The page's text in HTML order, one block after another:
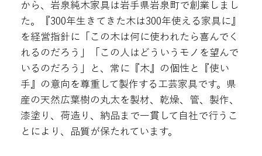
から、岩泉純木家具は岩手県岩泉町で創業しまし
た。『300年生きてきた木は300年使える家具に』
を経営指針に「この木は何に使われたら喜んでく
れるのだろう」「この人はどういうモノを望んで
いるのだろう」と、常に『木』の個性と『使い
手』の意向を尊重して製作する工芸家具です。県
産の天然広葉樹の丸太を製材、乾燥、管、製作、
漆塗り、荷造り、納品まで一貫して自社で行うこ
とにより、品質が保たれています。